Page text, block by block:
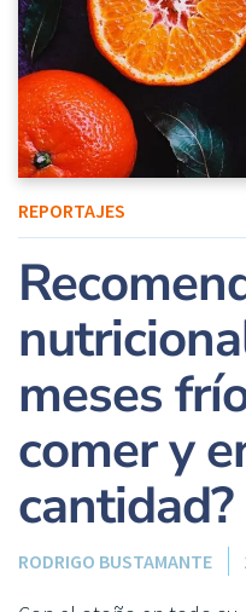
REPORTAJES
meses
comer y
cantidad?
RODRIGO BUSTAMANTE